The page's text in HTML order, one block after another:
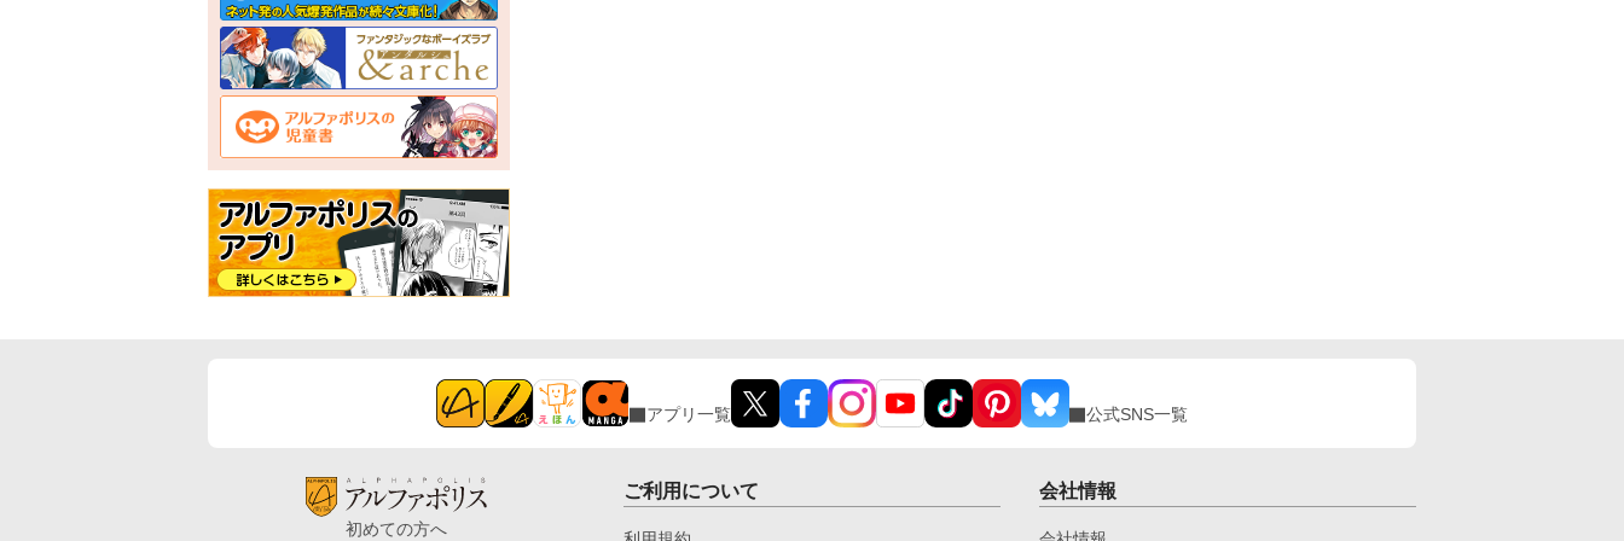
アプリ一覧 公式SNS一覧
初めての方へ
ご利用について 会社情報